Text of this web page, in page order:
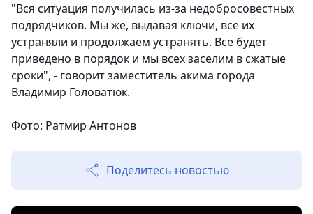
"Вся ситуация получилась из-за недобросовестных
подрядчиков. Мы же, выдавая ключи, все их
устраняли и продолжаем устранять. Всё будет
приведено в порядок и мы всех заселим в сжатые
сроки", - говорит заместитель акима города
Владимир Головатюк.
Фото: Ратмир Антонов
Поделитесь новостью